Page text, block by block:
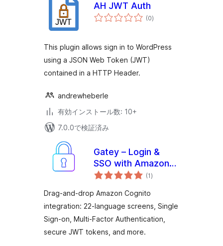
AH JWT Auth
(0個
の)
This plugin allows sign in to WordPress
using a JSON Web Token (JWT)
contained in a HTTP Header.
andrewheberle
有効インストール数: 10+
7.0.0で検証済み
Gatey – Login &
SSO with Amazon
Cognito
(1個
の)
Drag-and-drop Amazon Cognito
integration: 22-language screens, Single
Sign-on, Multi-Factor Authentication,
secure JWT tokens, and more.